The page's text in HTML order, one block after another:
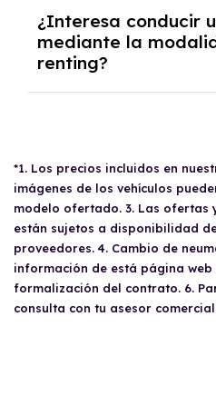
renting se puede
caso tendrán que
cantidad de kilómetros
del mercado actual.
¿Interesa conducir
mediante la
renting?
gusta cambiar de coche
*1. Los precios incluidos en
imágenes de los vehículos
modelo ofertado. 3. Las ofertas
están sujetos a disponibilidad
proveedores. 4. Cambio de
información de está página
formalización del contrato. 6.
consulta con tu asesor